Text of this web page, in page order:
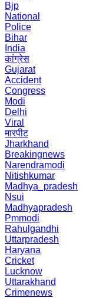
Bjp
National
Police
Bihar
India
कांग्रेस
Gujarat
Accident
Congress
Modi
Delhi
Viral
मारपीट
Jharkhand
Breakingnews
Narendramodi
Nitishkumar
Madhya_pradesh
Nsui
Madhyapradesh
Pmmodi
Rahulgandhi
Uttarpradesh
Haryana
Cricket
Lucknow
Uttarakhand
Crimenews